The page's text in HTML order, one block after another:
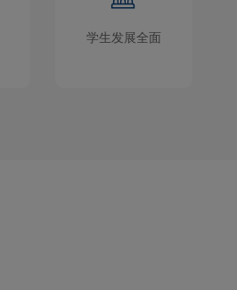
学生发展全面